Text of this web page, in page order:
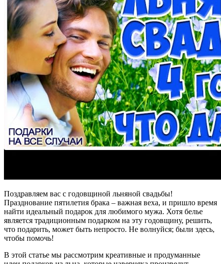
Поздравляем вас с годовщиной льняной свадьбы!
Празднование пятилетия брака – важная веха, и пришло время
найти идеальный подарок для любимого мужа. Хотя белье
является традиционным подарком на эту годовщину, решить,
что подарить, может быть непросто. Не волнуйся; были здесь,
чтобы помочь!
В этой статье мы рассмотрим креативные и продуманные